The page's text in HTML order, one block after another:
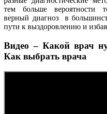
тем больше вероятности
верный диагноз в
пути к выздоровлению и
Видео – Какой врач
Как выбрать врача